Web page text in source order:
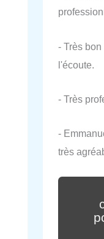
- Très
l'écoute.
- Très
-
très